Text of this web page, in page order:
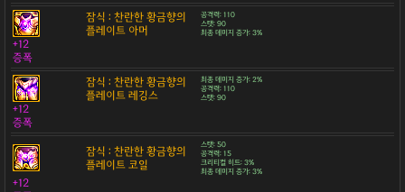
잠식 : 찬란한 황금향의
플레이트 아머
공격력: 110
스탯: 90
최종 데미지 증가: 3%
+12
증폭
잠식 : 찬란한 황금향의
플레이트 레깅스
최종 데미지 증가: 2%
공격력: 110
스탯: 90
+12
증폭
잠식 : 찬란한 황금향의
플레이트 코일
스탯: 50
공격력: 15
크리티컬 히트: 3%
최종 데미지 증가: 3%
+12